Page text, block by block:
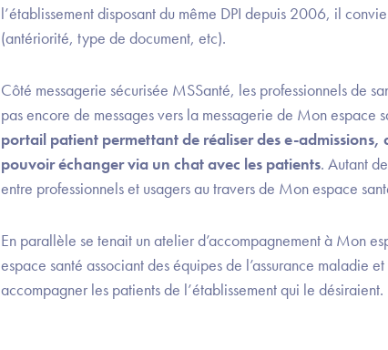
l’établissement disposant du même DPI depuis 2006, il
(antériorité, type de document, etc).
Côté messagerie sécurisée MSSanté, les professionnels de
pas encore de messages vers la messagerie de Mon espace
portail patient permettant de réaliser des e-
pouvoir échanger via un chat avec les patients. Autant
entre professionnels et usagers au travers de Mon espace
En parallèle se tenait un atelier d’accompagnement à Mon
espace santé associant des équipes de l’assurance maladie
accompagner les patients de l’établissement qui le désiraient.